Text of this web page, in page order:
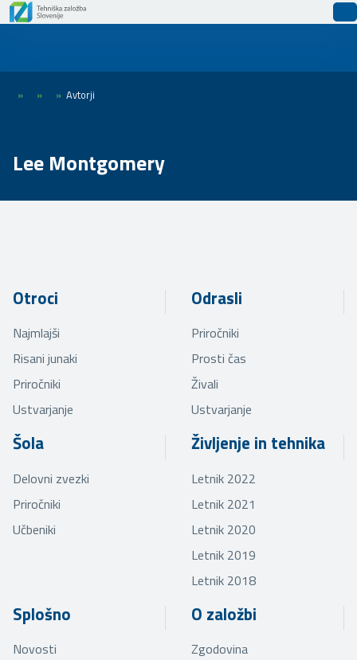
» » » Avtorji
Lee Montgomery
Otroci
Najmlajši
Risani junaki
Priročniki
Ustvarjanje
Odrasli
Priročniki
Prosti čas
Živali
Ustvarjanje
Šola
Delovni zvezki
Priročniki
Učbeniki
Življenje in tehnika
Letnik 2022
Letnik 2021
Letnik 2020
Letnik 2019
Letnik 2018
Splošno
Novosti
O založbi
Zgodovina